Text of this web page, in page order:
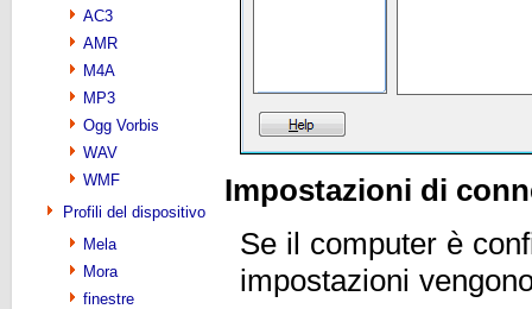
AC3
AMR
M4A
MP3
Ogg Vorbis
WAV
WMF
Profili del dispositivo
Mela
Mora
finestre
Impostazioni di
Se il computer è
impostazioni